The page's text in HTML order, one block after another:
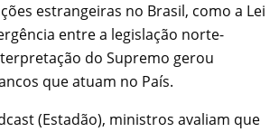
estrangeiras no Brasil, como a Lei
entre a legislação norte-
do Supremo gerou
que atuam no País.
(Estadão), ministros avaliam que